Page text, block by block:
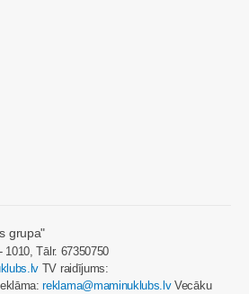
grupa"
Tālr. 67350750
TV raidījums:
reklama@maminuklubs.lvVecāku